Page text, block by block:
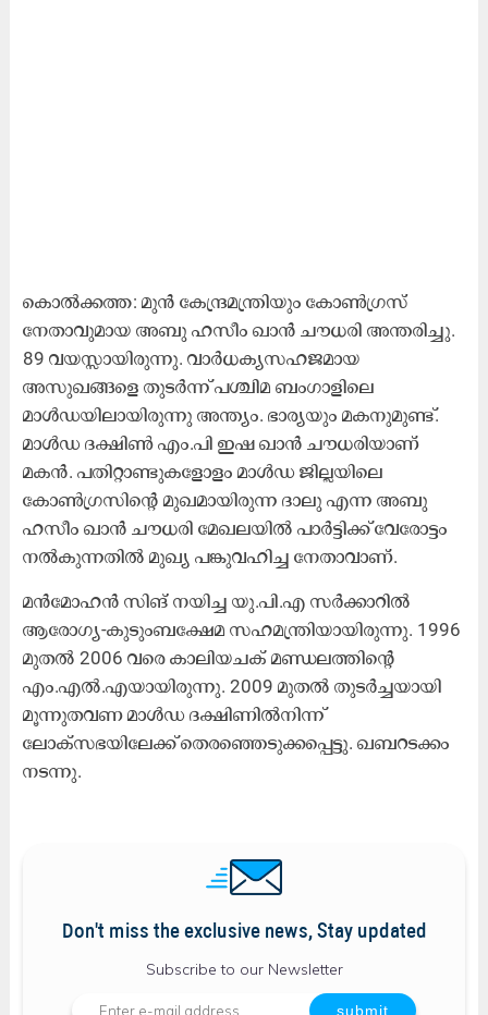
കൊൽക്കത്ത: മുൻ കേന്ദ്രമന്ത്രിയും കോൺഗ്രസ്
നേതാവുമായ അബു ഹസീം ഖാൻ ചൗധരി അന്തരിച്ചു.
89 വയസ്സായിരുന്നു. വാർധക്യസഹജമായ
അസുഖങ്ങളെ തുടർന്ന് പശ്ചിമ ബംഗാളിലെ
മാൾഡയിലായിരുന്നു അന്ത്യം. ഭാര്യയും മകനുമുണ്ട്.
മാൾഡ ദക്ഷിൺ എം.പി ഇഷ ഖാൻ ചൗധരിയാണ്
മകൻ. പതിറ്റാണ്ടുകളോളം മാൾഡ ജില്ലയിലെ
കോൺഗ്രസിന്റെ മുഖമായിരുന്ന ദാലു എന്ന അബു
ഹസീം ഖാൻ ചൗധരി മേഖലയിൽ പാർട്ടിക്ക് വേരോട്ടം
നൽകുന്നതിൽ മുഖ്യ പങ്കുവഹിച്ച നേതാവാണ്.
മൻമോഹൻ സിങ് നയിച്ച യു.പി.എ സർക്കാറിൽ
ആരോഗ്യ-കുടുംബക്ഷേമ സഹമന്ത്രിയായിരുന്നു. 1996
മുതൽ 2006 വരെ കാലിയചക് മണ്ഡലത്തിന്റെ
എം.എൽ.എയായിരുന്നു. 2009 മുതൽ തുടർച്ചയായി
മൂന്നുതവണ മാൾഡ ദക്ഷിണിൽനിന്ന്
ലോക്സഭയിലേക്ക് തെരഞ്ഞെടുക്കപ്പെട്ടു. ഖബറടക്കം
നടന്നു.
Don't miss the exclusive news, Stay updated
Subscribe to our Newsletter